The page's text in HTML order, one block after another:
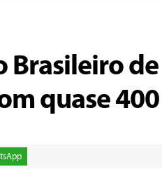
Brasileiro
quase